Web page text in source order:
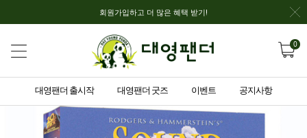
회원가입하고 더 많은 혜택 받기!
0
대영팬더 출시작 대영팬더 굿즈 이벤트 공지사항